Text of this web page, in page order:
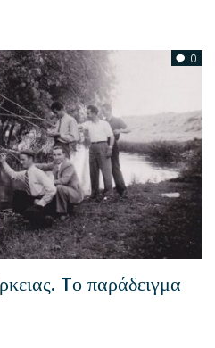
0
Tο παράδειγμα